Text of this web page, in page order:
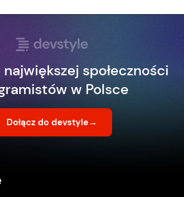
największej społeczności
w Polsce
Dołącz do devstyle→